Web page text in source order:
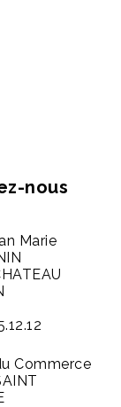
nous
Marie
Commerce